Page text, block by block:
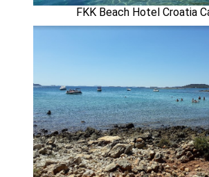
FKK Beach Hotel Croatia